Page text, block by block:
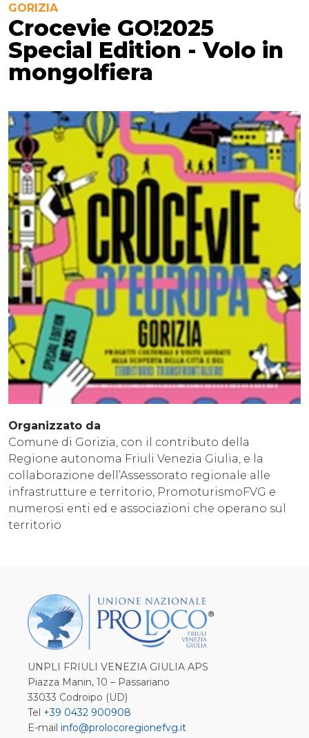
GORIZIA
Crocevie GO!2025
Special Edition - Volo in
mongolfiera
Organizzato da
Comune di Gorizia, con il contributo della
Regione autonoma Friuli Venezia Giulia, e la
collaborazione dell’Assessorato regionale alle
infrastrutture e territorio, PromoturismoFVG e
numerosi enti ed e associazioni che operano sul
territorio
UNPLI FRIULI VENEZIA GIULIA APS
Piazza Manin, 10 – Passariano
33033 Codroipo (UD)
Tel +39 0432 900908
E-mail info@prolocoregionefvg.it